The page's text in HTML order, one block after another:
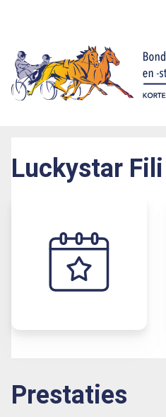
Luckystar Fili
Prestaties